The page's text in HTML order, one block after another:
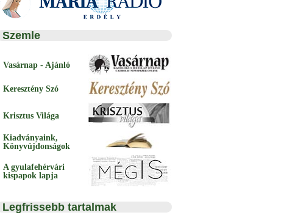
Szemle
Vasárnap - Ajánló
Keresztény Szó
Krisztus Világa
Kiadványaink,
Könyvújdonságok
A gyulafehérvári
kispapok lapja
Legfrissebb tartalmak